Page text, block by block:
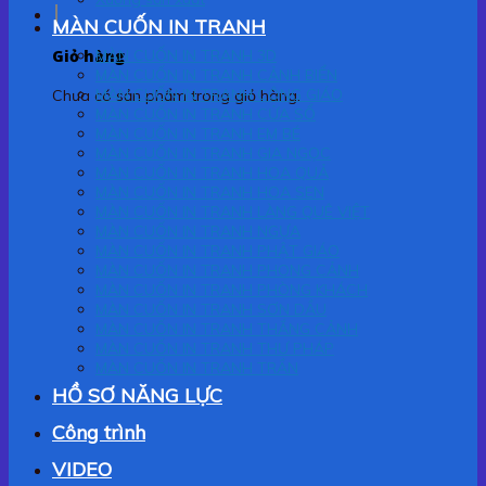
Giỏ hàng
Chưa có sản phẩm trong giỏ hàng.
MÀN CUỐN IN TRANH
MÀN CUỐN IN TRANH 3D
MÀN CUỐN IN TRANH CÔNG GIÁO
HỒ SƠ NĂNG LỰC
Công trình
VIDEO